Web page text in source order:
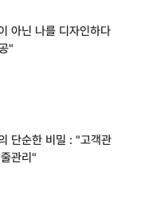
아닌 나를 디자인하다
"
단순한 비밀 : "고객관
관리"